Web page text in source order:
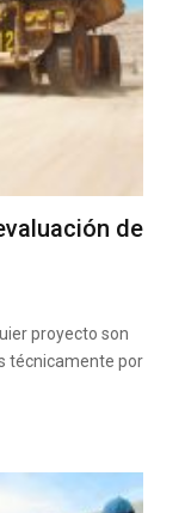
de
proyecto son
técnicamente por